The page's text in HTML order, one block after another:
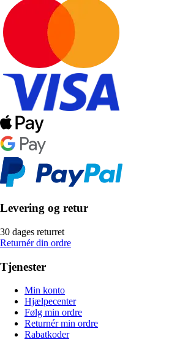
Levering og retur
30 dages returret
Returnér din ordre
Tjenester
Min konto
Hjælpecenter
Følg min ordre
Returnér min ordre
Rabatkoder